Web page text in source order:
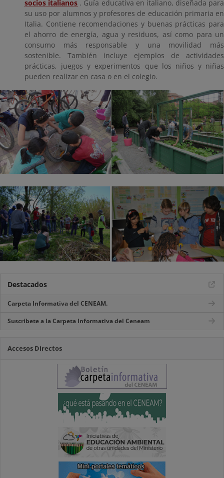
socios italianos . Guía educativa en italiano, diseñada para
su uso por alumnos y profesores de educación primaria en
Italia. Contiene recomendaciones y buenas prácticas para
el ahorro de energía, agua y residuos, así como para un
consumo más responsable y una movilidad más
sostenible. También incluye ejemplos de actividades
prácticas, juegos y experimentos que los niños y niñas
pueden realizar en casa o en el colegio.
Destacados
Carpeta Informativa del CENEAM.
Suscríbete a la Carpeta Informativa del Ceneam
Accesos Directos